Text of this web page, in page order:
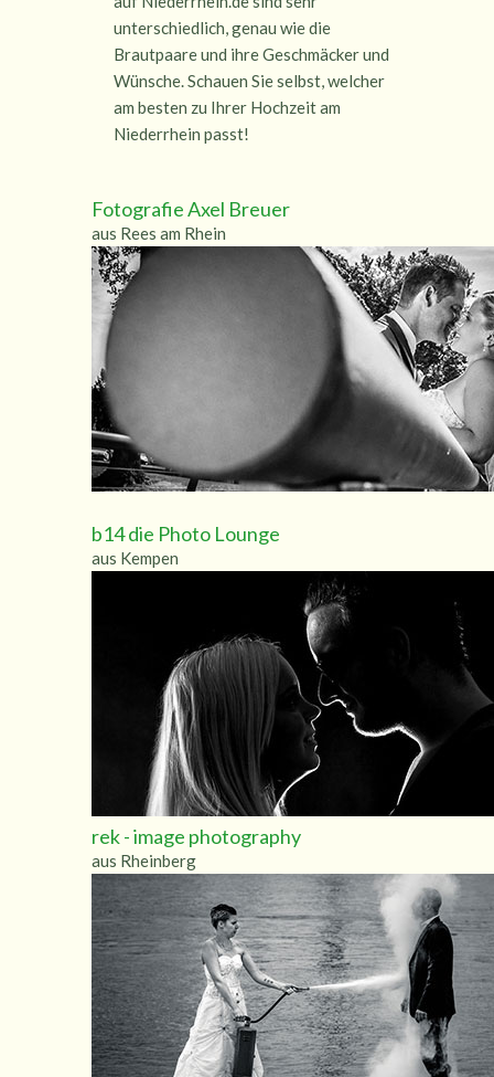
unterschiedlich, genau wie die
Brautpaare und ihre Geschmäcker und
Wünsche. Schauen Sie selbst, welcher
am besten zu Ihrer Hochzeit am
Niederrhein passt!
Fotografie Axel Breuer
aus Rees am Rhein
b14 die Photo Lounge
aus Kempen
rek - image photography
aus Rheinberg